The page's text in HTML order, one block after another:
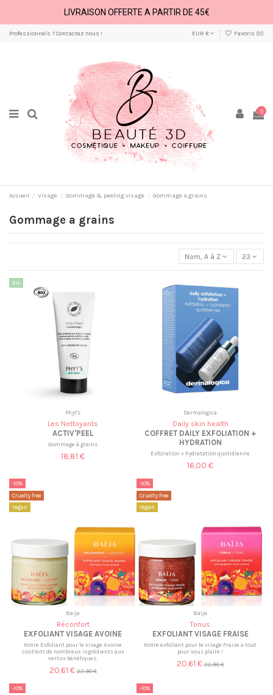
LIVRAISON OFFERTE A PARTIR DE 45€
Professionnels ? Contactez nous ! EUR € Favoris (0)
0
Accueil Visage Gommage & peeling visage Gommage a grains
Gommage a grains
Nom, A à Z 23
Bio
Phyt's
Les Nettoyants
ACTIV'PEEL
Gommage à grains
18,81 €
Dermalogica
Daily skin health
COFFRET DAILY EXFOLIATION +
HYDRATION
Exfoliation + hydratation quotidienne
16,00 €
-10%
Cruelty free
Vegan
Baïja
Réconfort
EXFOLIANT VISAGE AVOINE
Notre Exfoliant pour le visage Avoine
contient de nombreux ingrédients aux
vertus bénéfiques.
20,61 € 22,90 €
-10%
Cruelty free
Vegan
Baïja
Tonus
EXFOLIANT VISAGE FRAISE
Notre exfoliant pour le visage Fraise a tout
pour vous plaire !
20,61 € 22,90 €
-10%
-10%